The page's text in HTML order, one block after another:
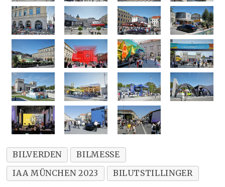
BILVERDEN
BILMESSE
IAA MÜNCHEN 2023
BILUTSTILLINGER